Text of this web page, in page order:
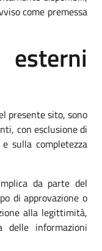
come premessa
presente sito, sono
con esclusione di
sulla completezza
da parte del
di approvazione o
alla legittimità,
delle informazioni